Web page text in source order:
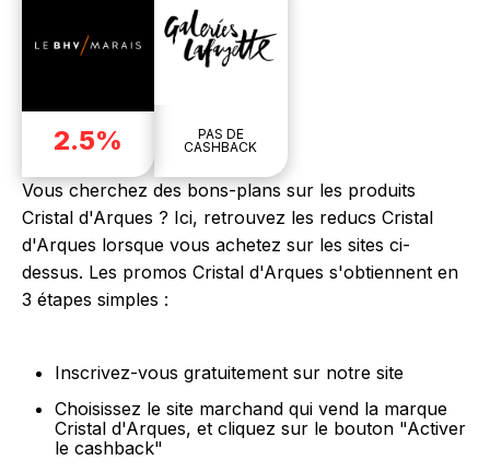
2.5%
PAS DE
CASHBACK
Vous cherchez des bons-plans sur les produits
Cristal d'Arques ? Ici, retrouvez les reducs Cristal
d'Arques lorsque vous achetez sur les sites ci-
dessus. Les promos Cristal d'Arques s'obtiennent en
3 étapes simples :
Inscrivez-vous gratuitement sur notre site
Choisissez le site marchand qui vend la marque
Cristal d'Arques, et cliquez sur le bouton "Activer
le cashback"